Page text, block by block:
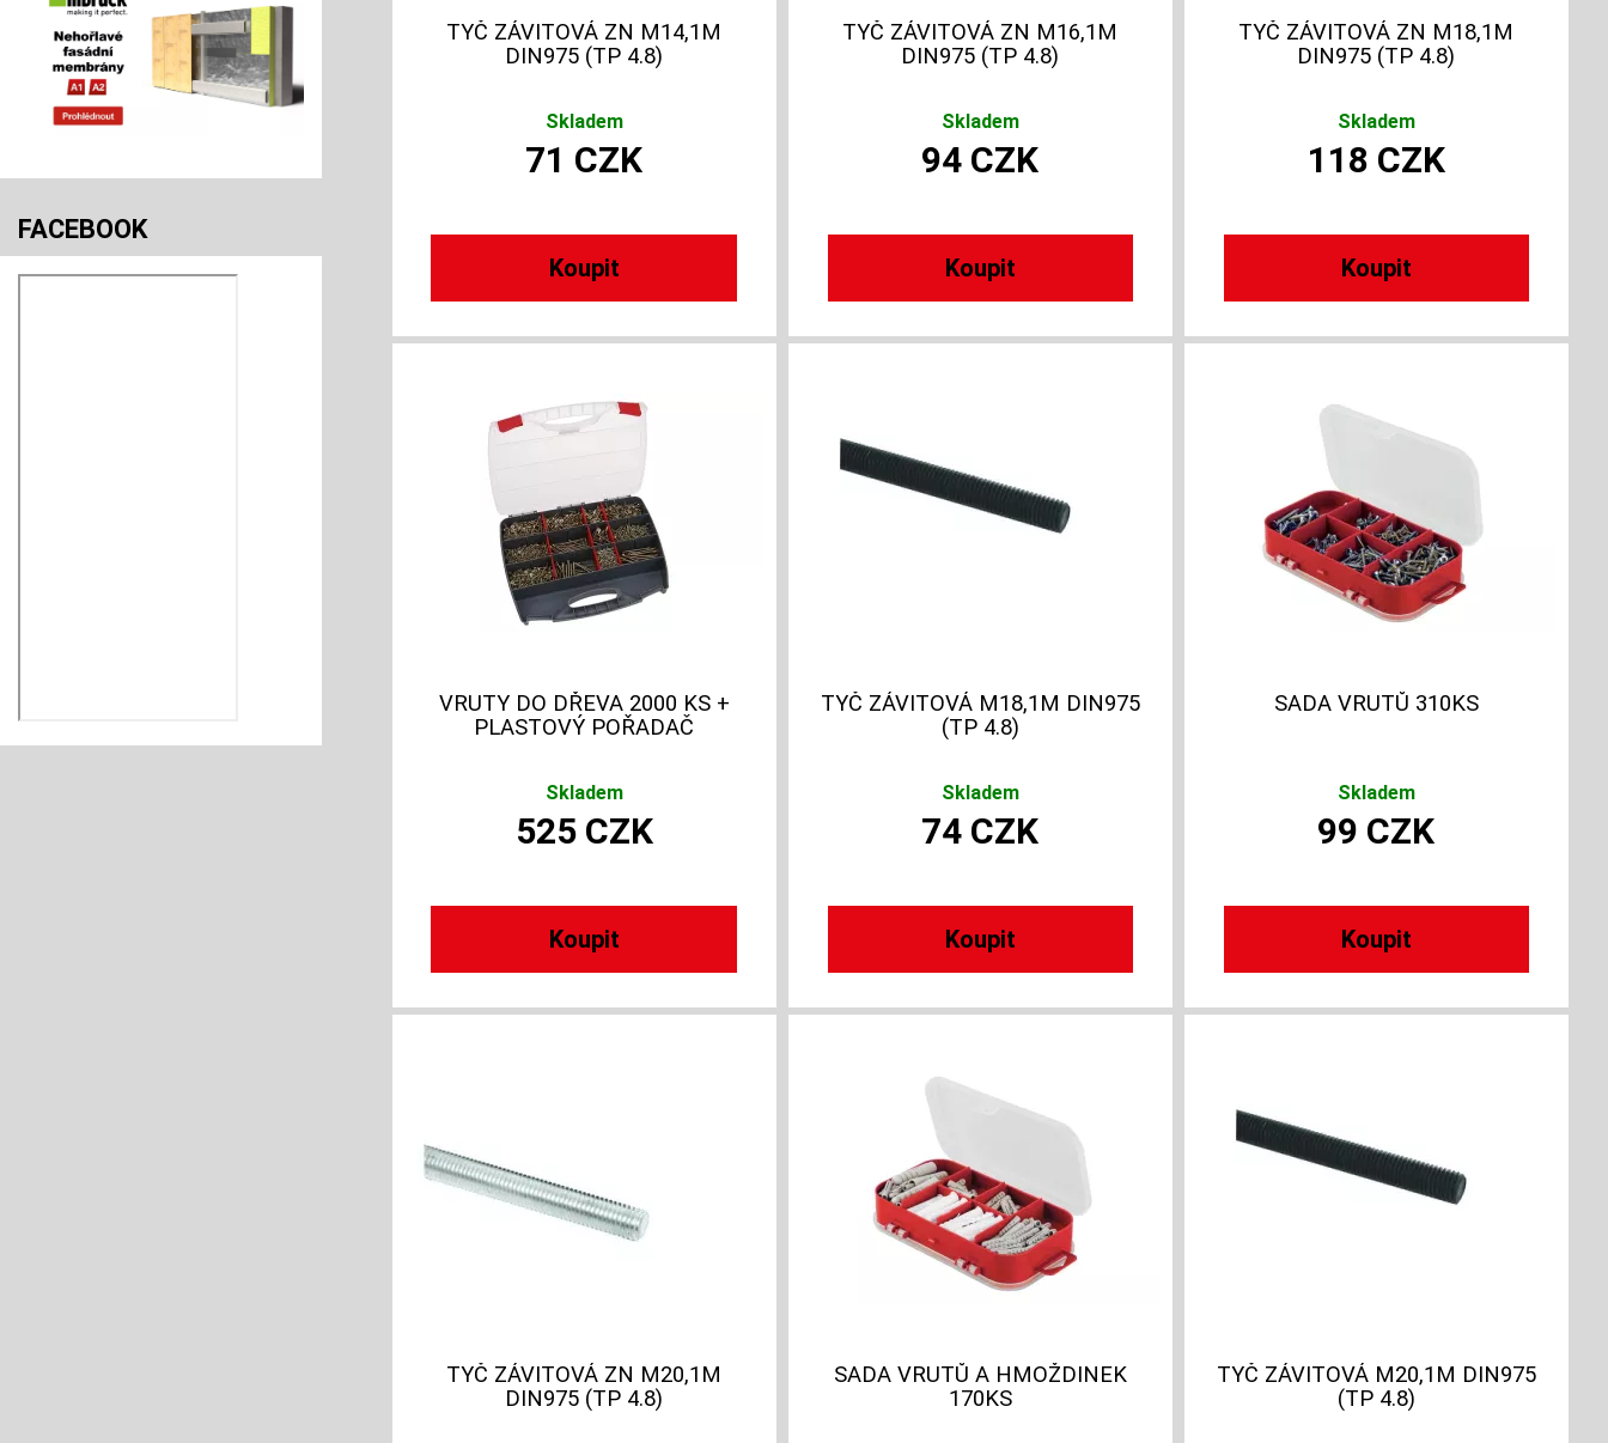
TYČ ZÁVITOVÁ ZN M14,1M
DIN975 (TP 4.8)
Skladem
71 CZK
TYČ ZÁVITOVÁ ZN M16,1M
DIN975 (TP 4.8)
Skladem
94 CZK
TYČ ZÁVITOVÁ ZN M18,1M
DIN975 (TP 4.8)
Skladem
118 CZK
VRUTY DO DŘEVA 2000 KS +
PLASTOVÝ POŘADAČ
Skladem
525 CZK
TYČ ZÁVITOVÁ M18,1M DIN975
(TP 4.8)
Skladem
74 CZK
SADA VRUTŮ 310KS
Skladem
99 CZK
TYČ ZÁVITOVÁ ZN M20,1M
DIN975 (TP 4.8)
SADA VRUTŮ A HMOŽDINEK
170KS
TYČ ZÁVITOVÁ M20,1M DIN975
(TP 4.8)
FACEBOOK